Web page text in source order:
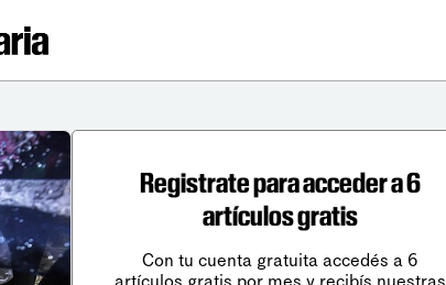
Registrate para acceder a 6
artículos gratis
Con tu cuenta gratuita accedés a 6